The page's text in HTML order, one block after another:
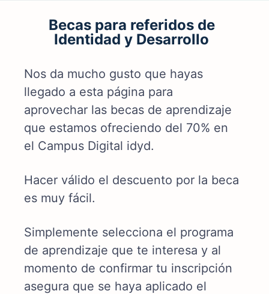
Becas para referidos de
Identidad y Desarrollo
Nos da mucho gusto que hayas
llegado a esta página para
aprovechar las becas de aprendizaje
que estamos ofreciendo del 70% en
el Campus Digital idyd.
Hacer válido el descuento por la beca
es muy fácil.
Simplemente selecciona el programa
de aprendizaje que te interesa y al
momento de confirmar tu inscripción
asegura que se haya aplicado el